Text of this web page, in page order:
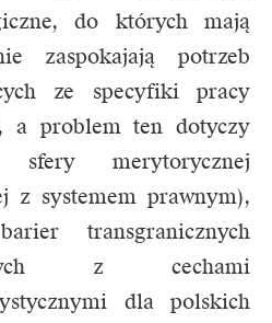
do których mają
zaspokajają potrzeb
ze specyfiki pracy
a problem ten dotyczy
sfery merytorycznej
z systemem prawnym),
transgranicznych
z cechami
dla polskich